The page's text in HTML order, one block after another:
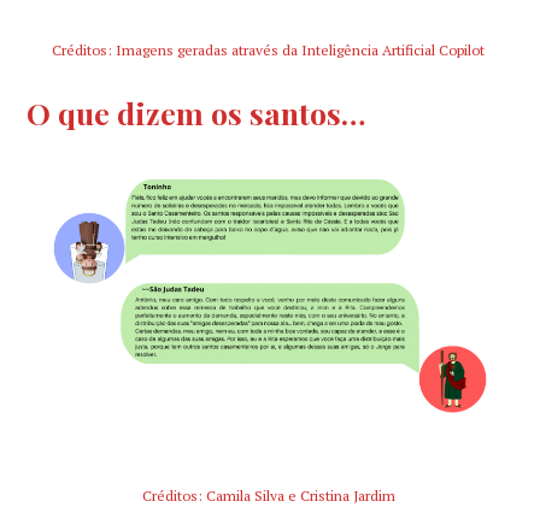
Créditos: Imagens geradas através da Inteligência Artificial Copilot
O que dizem os santos…
Créditos: Camila Silva e Cristina Jardim